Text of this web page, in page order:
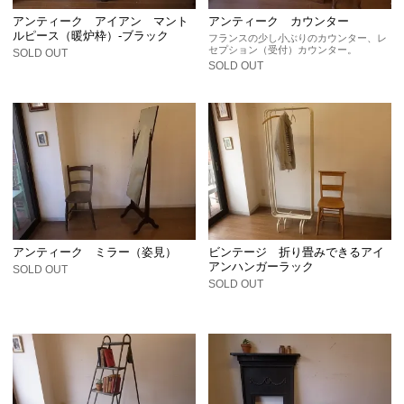
アンティーク アイアン マント
ルピース（暖炉枠）-ブラック
SOLD OUT
アンティーク カウンター
フランスの少し小ぶりのカウンター、レ
セプション（受付）カウンター。
SOLD OUT
アンティーク ミラー（姿見）
SOLD OUT
ビンテージ 折り畳みできるアイ
アンハンガーラック
SOLD OUT